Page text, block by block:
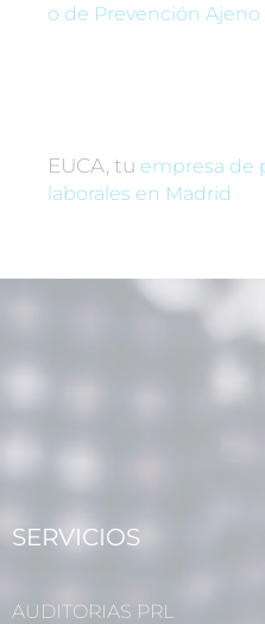
o de Prevención Ajeno
EUCA, tu empresa de
laborales en Madrid
SERVICIOS
AUDITORIAS PRL